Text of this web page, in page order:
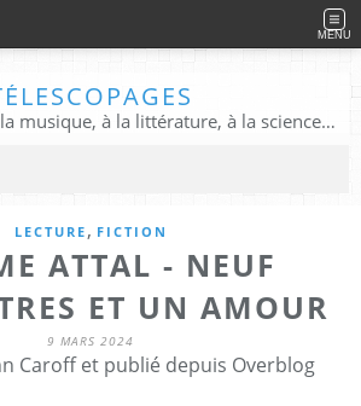
MENU
Un espace dédié à la musique, à la littérature, à la science, à la conscience, et au-delà
LECTURE , FICTION
ATTAL - NEUF
ET UN AMOUR
9 MARS 2024
Caroff et publié depuis Overblog